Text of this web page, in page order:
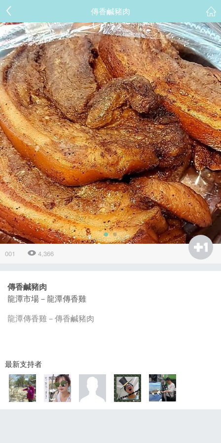
傳香鹹豬肉
001 4,366
傳香鹹豬肉
龍潭市場－龍潭傳香雞
龍潭傳香雞－傳香鹹豬肉
最新支持者